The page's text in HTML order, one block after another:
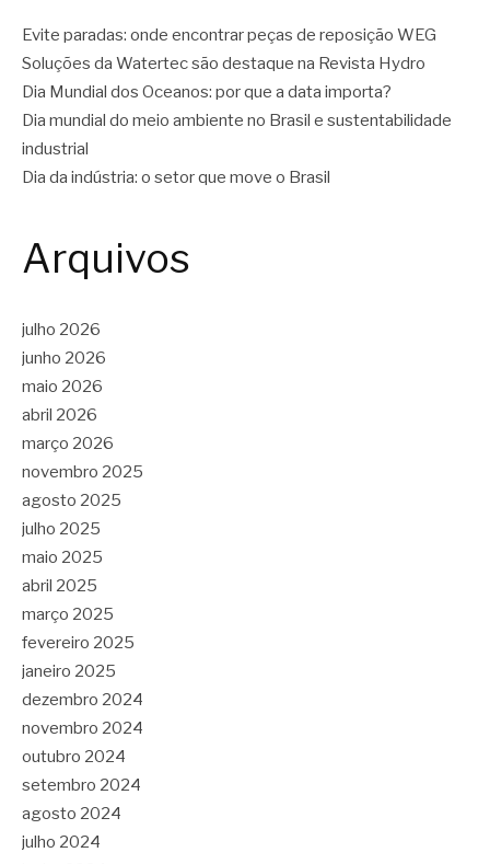
Evite paradas: onde encontrar peças de reposição WEG
Soluções da Watertec são destaque na Revista Hydro
Dia Mundial dos Oceanos: por que a data importa?
Dia mundial do meio ambiente no Brasil e sustentabilidade
industrial
Dia da indústria: o setor que move o Brasil
Arquivos
julho 2026
junho 2026
maio 2026
abril 2026
março 2026
novembro 2025
agosto 2025
julho 2025
maio 2025
abril 2025
março 2025
fevereiro 2025
janeiro 2025
dezembro 2024
novembro 2024
outubro 2024
setembro 2024
agosto 2024
julho 2024